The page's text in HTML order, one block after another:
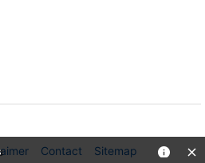
Contact Sitemap